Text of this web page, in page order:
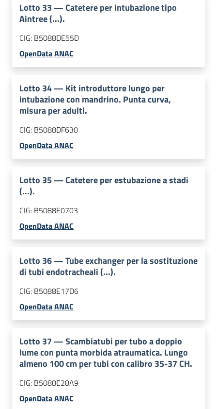
Lotto 33 —Catetere per intubazione tipo
Aintree (...).
CIG: B5088DE55D
OpenData ANAC
Lotto 34— Kit introduttore lungo per
intubazione con mandrino. Punta curva,
misura per adulti.
CIG: B5088DF630
OpenData ANAC
Lotto 35—Catetere per estubazione a stadi
(...).
CIG: B5088E0703
OpenData ANAC
Lotto 36—Tube exchanger per la sostituzione
di tubi endotracheali (...).
CIG: B5088E17D6
OpenData ANAC
Lotto 37 —Scambiatubi per tubo a doppio
lume con punta morbida atraumatica. Lungo
almeno 100 cm per tubi con calibro 35-37 CH.
CIG: B5088E28A9
OpenData ANAC